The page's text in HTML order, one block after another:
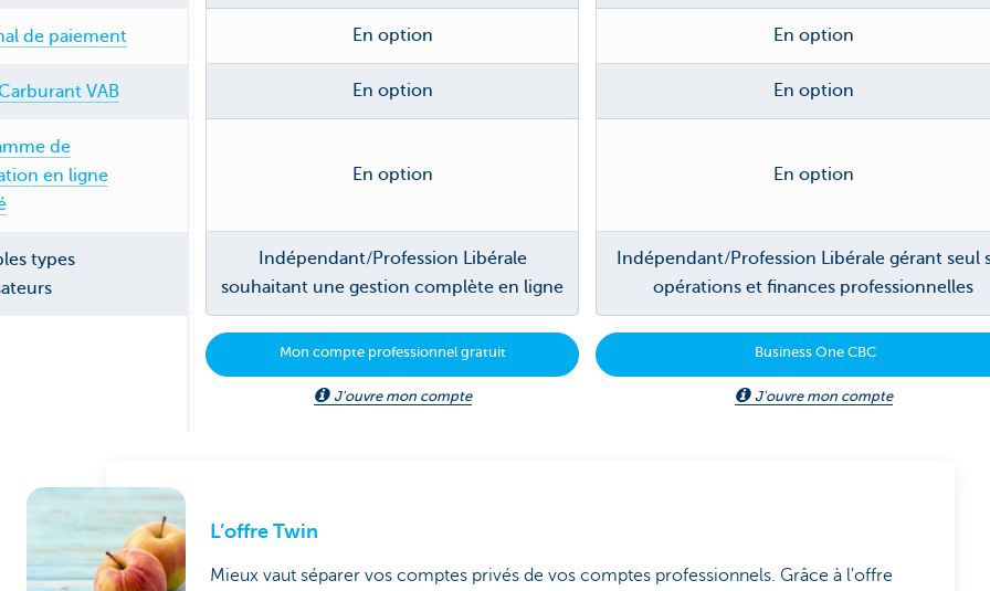
de paiement
VAB
de
en ligne
types
En option En option
En option En option
En option En option
Indépendant/Profession Libérale
souhaitant une gestion complète en ligne
Indépendant/Profession Libérale gérant seul
opérations et finances professionnelles
Mon compte professionnel gratuit Business One CBC
J'ouvre mon compte J'ouvre mon compte
L’offre Twin
Mieux vaut séparer vos comptes privés de vos comptes professionnels. Grâce à l'offre